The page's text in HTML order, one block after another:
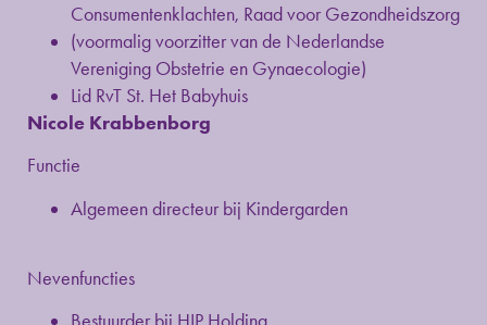
Consumentenklachten, Raad voor Gezondheidszorg
(voormalig voorzitter van de Nederlandse
Vereniging Obstetrie en Gynaecologie)
Lid RvT St. Het Babyhuis
Nicole Krabbenborg
Functie
Algemeen directeur bij Kindergarden
Nevenfuncties